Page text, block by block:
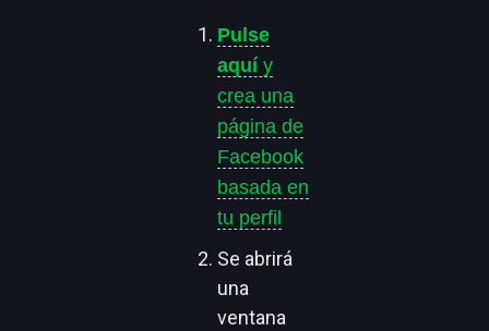
Pulse
aquíy
crea una
página de
Facebook
basada en
tu perfil
Se abrirá
una
ventana